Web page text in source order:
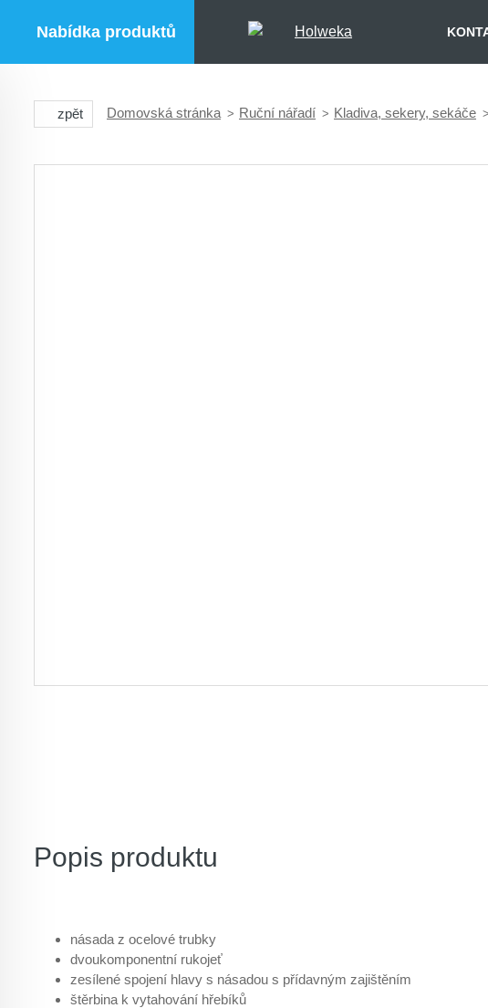
Nabídka produktů
zpět Domovská stránka Ruční nářadí Kladiva, sekery, sekáče
Popis produktu
násada z ocelové trubky
dvoukomponentní rukojeť
zesílené spojení hlavy s násadou s přídavným zajištěním
štěrbina k vytahování hřebíků